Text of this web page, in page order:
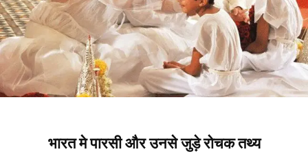
भारत मे पारसी और उनसे जुड़े रोचक तथ्य